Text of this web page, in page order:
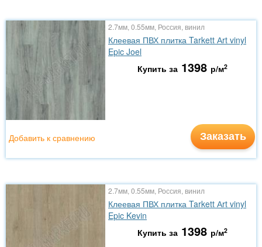
2.7мм, 0.55мм, Россия, винил
Клеевая ПВХ плитка Tarkett Аrt vinyl
Epic Joel
Купить за 1398 р/м2
Заказать
Добавить к сравнению
2.7мм, 0.55мм, Россия, винил
Клеевая ПВХ плитка Tarkett Аrt vinyl
Epic Kevin
Купить за 1398 р/м2